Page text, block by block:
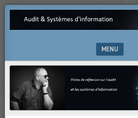
AUDIT
D'INFORMATION
Pistes
et
systèmes
d’information
MENU
SKIP TO CONTENT